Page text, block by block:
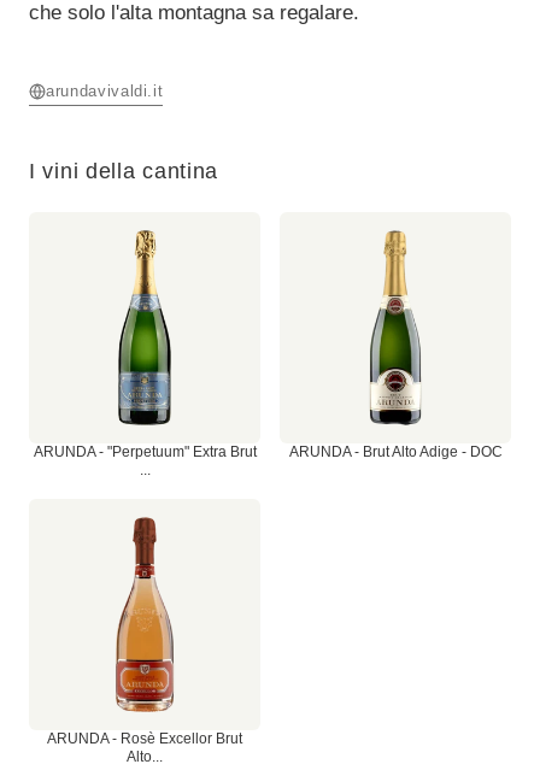
che solo l'alta montagna sa regalare.
arundavivaldi.it
I vini della cantina
ARUNDA - "Perpetuum" Extra Brut
...
ARUNDA - Brut Alto Adige - DOC
ARUNDA - Rosè Excellor Brut
Alto...